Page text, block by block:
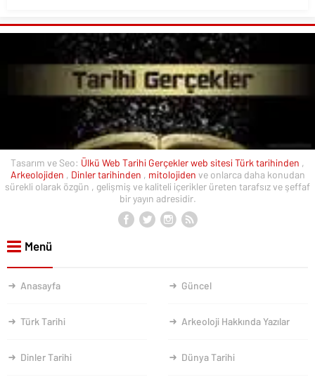
Tasarım ve Seo: Ülkü Web Tarihi Gerçekler web sitesiTürk tarihinden ,
Arkeolojiden , Dinler tarihinden , mitolojiden ve onlarca daha konudan
sürekli olarak özgün , gelişmiş ve kaliteli içerikler üreten tarafsız ve şeffaf
bir yayın adresidir.
Menü
Anasayfa Güncel
Türk Tarihi Arkeoloji Hakkında Yazılar
Dinler Tarihi Dünya Tarihi